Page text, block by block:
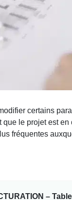
certains
que le projet est en
fréquentes
–